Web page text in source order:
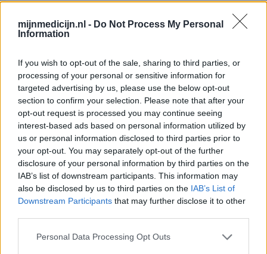
mijnmedicijn.nl - Do Not Process My Personal
Information
If you wish to opt-out of the sale, sharing to third parties, or
processing of your personal or sensitive information for
targeted advertising by us, please use the below opt-out
section to confirm your selection. Please note that after your
opt-out request is processed you may continue seeing
interest-based ads based on personal information utilized by
us or personal information disclosed to third parties prior to
your opt-out. You may separately opt-out of the further
disclosure of your personal information by third parties on the
IAB’s list of downstream participants. This information may
also be disclosed by us to third parties on the IAB’s List of
Downstream Participants that may further disclose it to other
Personal Data Processing Opt Outs
geef mening 0 reacties
Fluticason neusspray
23-01-2015 | Man | 46
fluticason
Verkoudheid
Effectiviteit
Hoeveelheid bijwerkingen
Ik gebruik fluticason-propionaat al bijna 1 jaar omdat ik
vaak verkoudheidsklachten heb en mijn neus vaak
verstopt is. In het begin was het effect heel goed, ik
behalve een paar keer een beetje bloedneus. Paar